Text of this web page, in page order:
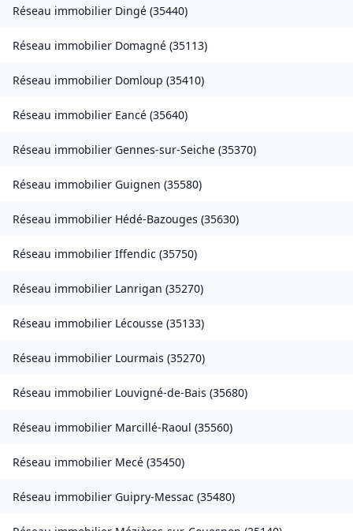
Réseau immobilier Dingé (35440)
Réseau immobilier Domagné (35113)
Réseau immobilier Domloup (35410)
Réseau immobilier Eancé (35640)
Réseau immobilier Gennes-sur-Seiche (35370)
Réseau immobilier Guignen (35580)
Réseau immobilier Hédé-Bazouges (35630)
Réseau immobilier Iffendic (35750)
Réseau immobilier Lanrigan (35270)
Réseau immobilier Lécousse (35133)
Réseau immobilier Lourmais (35270)
Réseau immobilier Louvigné-de-Bais (35680)
Réseau immobilier Marcillé-Raoul (35560)
Réseau immobilier Mecé (35450)
Réseau immobilier Guipry-Messac (35480)